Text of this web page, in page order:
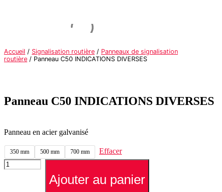
Accueil / Signalisation routière / Panneaux de signalisation
routière / Panneau C50 INDICATIONS DIVERSES
Panneau C50 INDICATIONS DIVERSES
Panneau en acier galvanisé
350 mm 500 mm 700 mm
Effacer
quantité
de
Ajouter au panier